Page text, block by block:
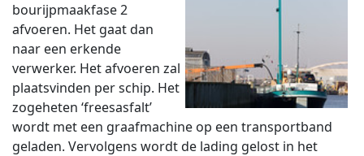
bourijpmaakfase 2
afvoeren. Het gaat dan
naar een erkende
verwerker. Het afvoeren zal
plaatsvinden per schip. Het
zogeheten ‘freesasfalt’
wordt met een graafmachine op een transportband
geladen. Vervolgens wordt de lading gelost in het